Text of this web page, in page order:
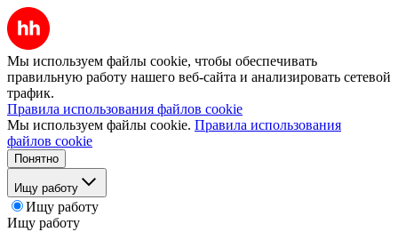
Мы используем файлы cookie, чтобы обеспечивать
правильную работу нашего веб-сайта и анализировать сетевой
трафик.
Правила использования файлов cookie
Мы используем файлы cookie. Правила использования
файлов cookie
Понятно
Ищу работу
Ищу работу
Ищу работу